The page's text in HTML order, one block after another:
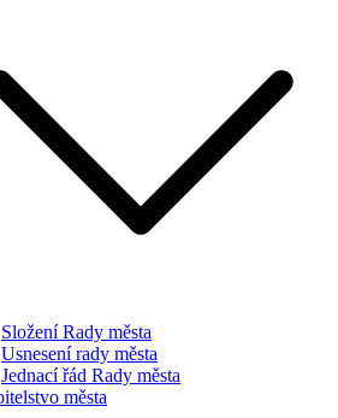
Složení Rady města
Usnesení rady města
Jednací řád Rady města
města